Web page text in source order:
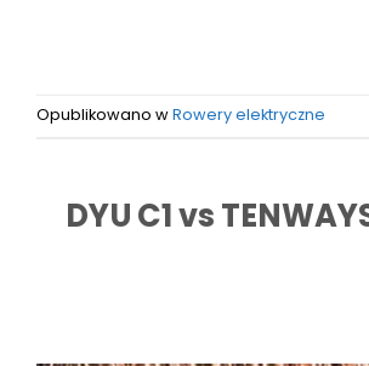
Opublikowano wRowery elektryczne
DYU C1 vs